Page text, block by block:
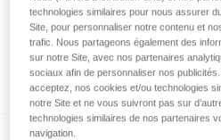
Tendre une tyrolienne
RIG
technologies similaires pour nous assurer
Site, pour personnaliser notre contenu et
trafic. Nous partageons également des
sur notre Site, avec nos partenaires
sociaux afin de personnaliser nos
acceptez, nos cookies et/ou technologies
notre Site et ne vous suivront pas sur
technologies similaires de nos partenaires
navigation.